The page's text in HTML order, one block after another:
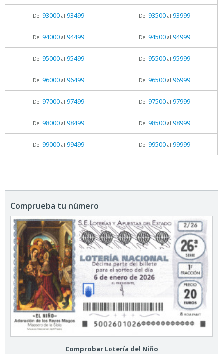
Del 93000al 93499 Del 93500al 93999
Del 94000al 94499 Del 94500al 94999
Del 95000al 95499 Del 95500al 95999
Del 96000al 96499 Del 96500al 96999
Del 97000al 97499 Del 97500al 97999
Del 98000al 98499 Del 98500al 98999
Del 99000al 99499 Del 99500al 99999
Comprueba tu número
Comprobar Lotería del Niño